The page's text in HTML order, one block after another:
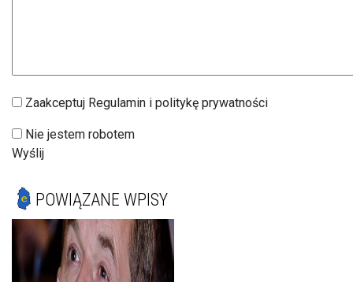
Zaakceptuj Regulamin i politykę prywatności
Nie jestem robotem
Wyślij
POWIĄZANE WPISY